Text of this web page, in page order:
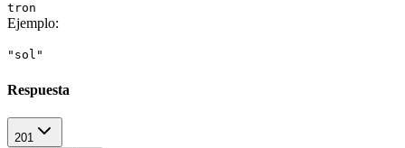
tron
Ejemplo:
"sol"
Respuesta
201